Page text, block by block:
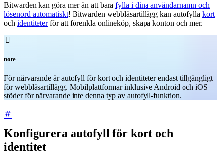
Bitwarden kan göra mer än att bara fylla i dina användarnamn och
lösenord automatiskt! Bitwarden webbläsartillägg kan autofylla kort
och identiteterför att förenkla onlineköp, skapa konton och mer.

note
För närvarande är autofyll för kort och identiteter endast tillgängligt
för webbläsartillägg. Mobilplattformar inklusive Android och iOS
stöder för närvarande inte denna typ av autofyll-funktion.
Konfigurera autofyll för kort och
identitet